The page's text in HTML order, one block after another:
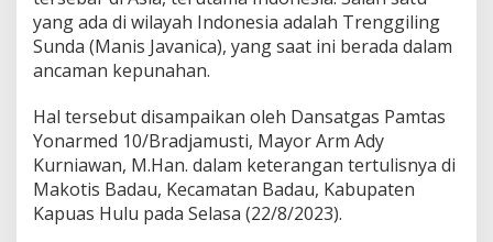
d
i
P
e
b
a
t
a
s
a
yang ada di wilayah Indonesia adalah Trenggiling
Sunda (Manis Javanica), yang saat ini berada dalam
ancaman kepunahan.
Hal tersebut disampaikan oleh Dansatgas Pamtas
Yonarmed 10/Bradjamusti, Mayor Arm Ady
Kurniawan, M.Han. dalam keterangan tertulisnya di
Makotis Badau, Kecamatan Badau, Kabupaten
Kapuas Hulu pada Selasa (22/8/2023).